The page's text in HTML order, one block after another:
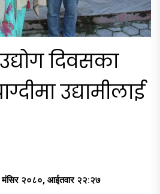
दिवसका
उद्यामीलाई
२०८०, आईतवार २२:२७